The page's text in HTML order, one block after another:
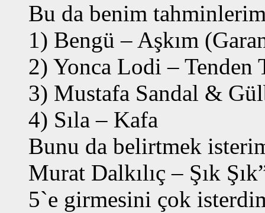
Bu da benim
1) Bengü – Aşkım
2) Yonca Lodi – Tenden
3) Mustafa Sandal &
4) Sıla – Kafa
Bunu da belirtmek
Murat Dalkılıç – Şık
5`e girmesini çok